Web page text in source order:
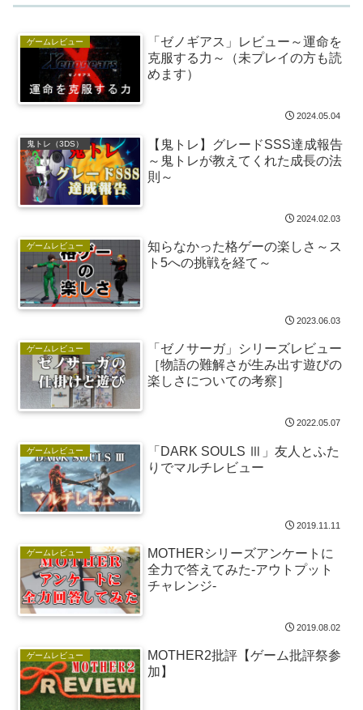
ゲームレビュー
「ゼノギアス」レビュー～運命を
克服する力～（未プレイの方も読
めます）
2024.05.04
鬼トレ（3DS）
【鬼トレ】グレードSSS達成報告
～鬼トレが教えてくれた成長の法
則～
2024.02.03
ゲームレビュー
知らなかった格ゲーの楽しさ～ス
ト5への挑戦を経て～
2023.06.03
ゲームレビュー
「ゼノサーガ」シリーズレビュー
［物語の難解さが生み出す遊びの
楽しさについての考察］
2022.05.07
ゲームレビュー
「DARK SOULS Ⅲ」友人とふた
りでマルチレビュー
2019.11.11
ゲームレビュー
MOTHERシリーズアンケートに
全力で答えてみた-アウトプット
チャレンジ-
2019.08.02
ゲームレビュー
MOTHER2批評【ゲーム批評祭参
加】